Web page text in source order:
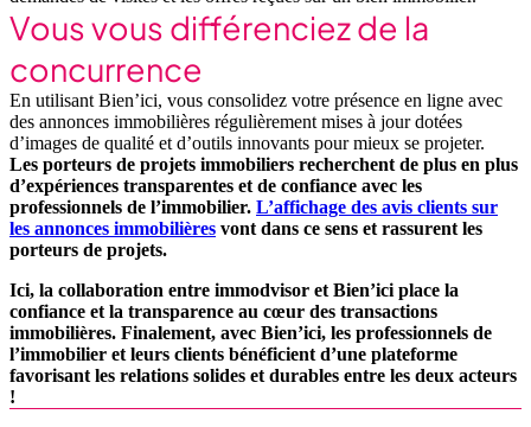
Vous vous différenciez de la
concurrence
En utilisant Bien’ici, vous consolidez votre présence en ligne avec
des annonces immobilières régulièrement mises à jour dotées
d’images de qualité et d’outils innovants pour mieux se projeter.
Les porteurs de projets immobiliers recherchent de plus en plus
d’expériences transparentes et de confiance avec les
professionnels de l’immobilier. L’affichage des avis clients sur
les annonces immobilières vont dans ce sens et rassurent les
porteurs de projets.
Ici, la collaboration entre immodvisor et Bien’ici place la
confiance et la transparence au cœur des transactions
immobilières. Finalement, avec Bien’ici, les professionnels de
l’immobilier et leurs clients bénéficient d’une plateforme
favorisant les relations solides et durables entre les deux acteurs
!